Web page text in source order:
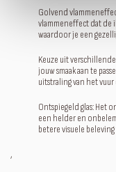
Golvend
vlammeneffect dat de
waardoor je een
Keuze uit
jouw smaak aan te
uitstraling van het
Ontspiegeld glas: Het
een helder en
betere visuele
‚